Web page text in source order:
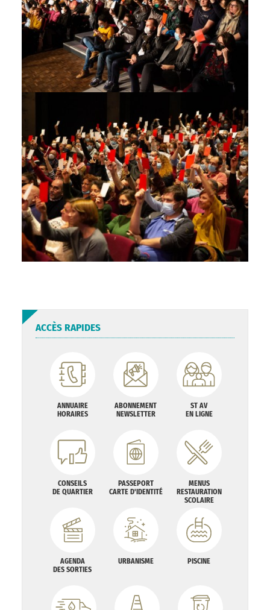
ACCÈS RAPIDES
ANNUAIRE
HORAIRES
ABONNEMENT
NEWSLETTER
ST AV
EN LIGNE
CONSEILS
DE QUARTIER
PASSEPORT
CARTE D'IDENTITÉ
MENUS
RESTAURATION
SCOLAIRE
AGENDA
DES SORTIES
URBANISME PISCINE